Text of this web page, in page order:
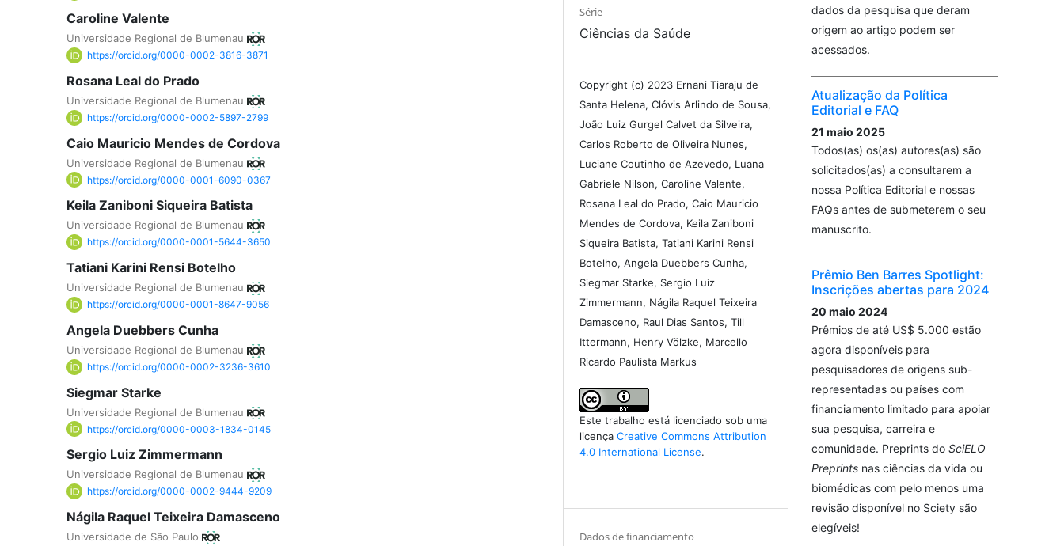
Caroline Valente
Universidade Regional de Blumenau
https://orcid.org/0000-0002-3816-3871
Rosana Leal do Prado
Universidade Regional de Blumenau
https://orcid.org/0000-0002-5897-2799
Caio Mauricio Mendes de Cordova
Universidade Regional de Blumenau
https://orcid.org/0000-0001-6090-0367
Keila Zaniboni Siqueira Batista
Universidade Regional de Blumenau
https://orcid.org/0000-0001-5644-3650
Tatiani Karini Rensi Botelho
Universidade Regional de Blumenau
https://orcid.org/0000-0001-8647-9056
Angela Duebbers Cunha
Universidade Regional de Blumenau
https://orcid.org/0000-0002-3236-3610
Siegmar Starke
Universidade Regional de Blumenau
https://orcid.org/0000-0003-1834-0145
Sergio Luiz Zimmermann
Universidade Regional de Blumenau
https://orcid.org/0000-0002-9444-9209
Nágila Raquel Teixeira Damasceno
Universidade de São Paulo
Série
Ciências da Saúde
Copyright (c) 2023 Ernani Tiaraju de
Santa Helena, Clóvis Arlindo de Sousa,
João Luiz Gurgel Calvet da Silveira,
Carlos Roberto de Oliveira Nunes,
Luciane Coutinho de Azevedo, Luana
Gabriele Nilson, Caroline Valente,
Rosana Leal do Prado, Caio Mauricio
Mendes de Cordova, Keila Zaniboni
Siqueira Batista, Tatiani Karini Rensi
Botelho, Angela Duebbers Cunha,
Siegmar Starke, Sergio Luiz
Zimmermann, Nágila Raquel Teixeira
Damasceno, Raul Dias Santos, Till
Ittermann, Henry Völzke, Marcello
Ricardo Paulista Markus
Este trabalho está licenciado sob uma
licençaCreative Commons Attribution
4.0 International License.
Dados de financiamento
dados da pesquisa que deram
origem ao artigo podem ser
acessados.
Atualização da Política
Editorial e FAQ
21 maio 2025
Todos(as) os(as) autores(as) são
solicitados(as) a consultarem a
nossa Política Editorial e nossas
FAQs antes de submeterem o seu
manuscrito.
Prêmio Ben Barres Spotlight:
Inscrições abertas para 2024
20 maio 2024
Prêmios de até US$ 5.000 estão
agora disponíveis para
pesquisadores de origens sub-
representadas ou países com
financiamento limitado para apoiar
sua pesquisa, carreira e
comunidade. Preprints do SciELO
Preprintsnas ciências da vida ou
biomédicas com pelo menos uma
revisão disponível no Sciety são
elegíveis!